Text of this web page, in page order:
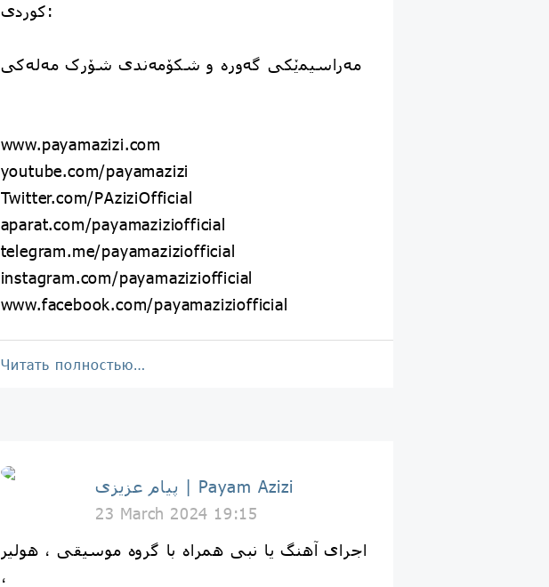
کوردی:
مەراسیمێکی گەورە و شکۆمەندی شۆرک مەلەکی
www.payamazizi.com
youtube.com/payamazizi
Twitter.com/PAziziOfficial
aparat.com/payamaziziofficial
telegram.me/payamaziziofficial
instagram.com/payamaziziofficial
www.facebook.com/payamaziziofficial
Читать полностью…
پیام عزیزی | Payam Azizi
23 March 2024 19:15
اجرای آهنگ یا نبی همراه با گروه موسیقی ، هولیر
،